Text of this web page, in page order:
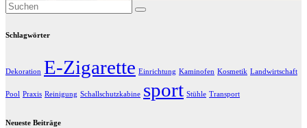
Schlagwörter
Dekoration E-Zigarette Einrichtung Kaminofen Kosmetik Landwirtschaft
Pool Praxis Reinigung Schallschutzkabine sport Stühle Transport
Neueste Beiträge